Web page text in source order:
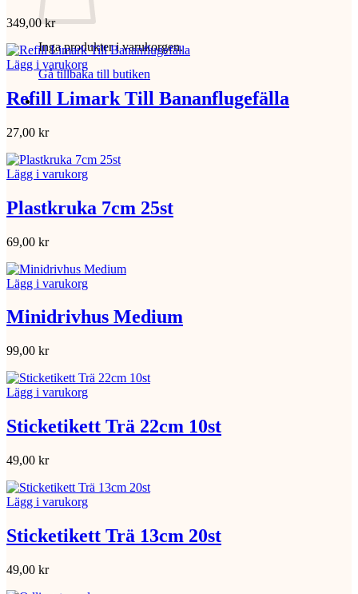
Inga produkter i varukorgen.
Gå tillbaka till butiken
349,00kr
Lägg i varukorg
Refill Limark Till Bananflugefälla
27,00 kr
Lägg i varukorg
Plastkruka 7cm 25st
69,00 kr
Lägg i varukorg
Minidrivhus Medium
99,00 kr
Lägg i varukorg
Sticketikett Trä 22cm 10st
49,00 kr
Lägg i varukorg
Sticketikett Trä 13cm 20st
49,00 kr